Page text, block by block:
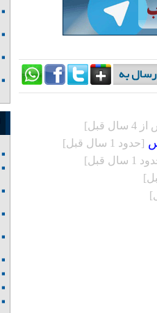
قبل]
[حدود 1 سال قبل]
سال قبل]